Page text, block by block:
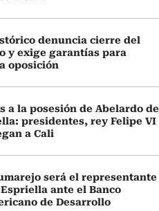
denuncia cierre del
y exige garantías para
oposición
a la posesión de Abelardo de
presidentes, rey Felipe VI
a Cali
será el representante
ante el Banco
de Desarrollo